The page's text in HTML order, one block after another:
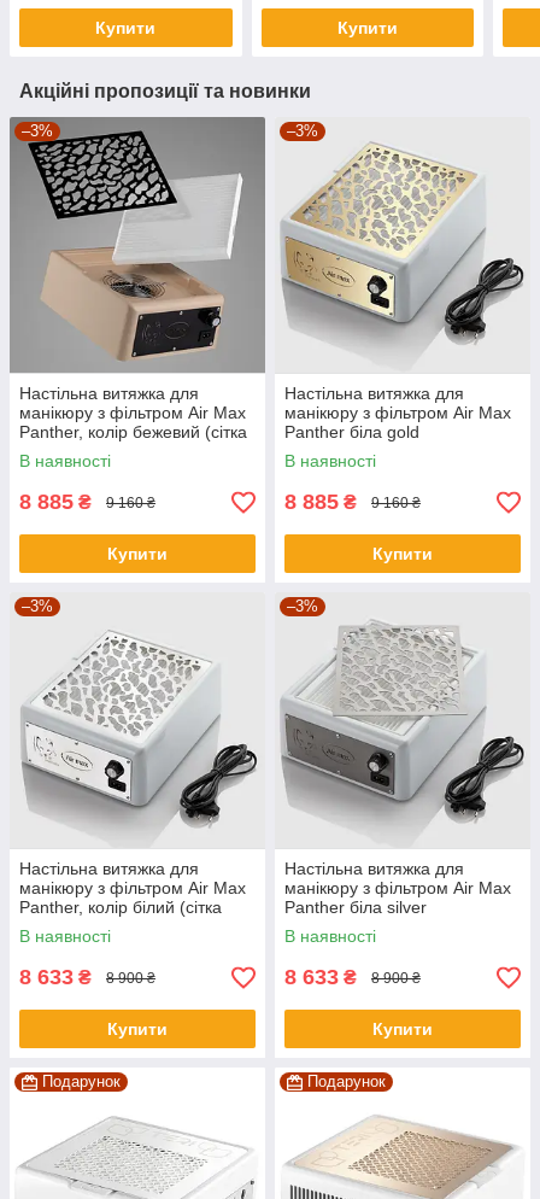
Купити Купити
Акційні пропозиції та новинки
–3%
Настільна витяжка для
манікюру з фільтром Air Max
Panther, колір бежевий (сітка
чорна)
В наявності
8 885 ₴ 9 160 ₴
Купити
–3%
Настільна витяжка для
манікюру з фільтром Air Max
Panther біла gold
В наявності
8 885 ₴ 9 160 ₴
Купити
–3%
Настільна витяжка для
манікюру з фільтром Air Max
Panther, колір білий (сітка
біла)
В наявності
8 633 ₴ 8 900 ₴
Купити
–3%
Настільна витяжка для
манікюру з фільтром Air Max
Panther біла silver
В наявності
8 633 ₴ 8 900 ₴
Купити
Подарунок Подарунок